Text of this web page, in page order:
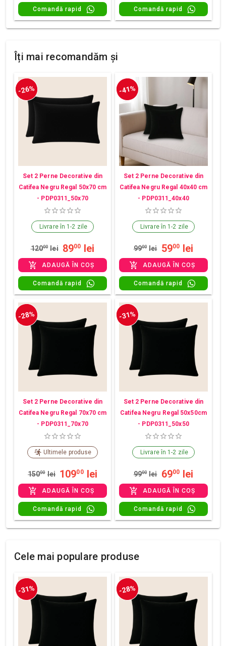
Comandă rapid Comandă rapid
Îți mai recomandăm și
-26%
Set 2 Perne Decorative din
Catifea Negru Regal 50x70 cm
- PDP0311_50x70
Livrare în 1-2 zile
12000 lei 8900 lei
ADAUGĂ ÎN COȘ
Comandă rapid
-41%
Set 2 Perne Decorative din
Catifea Negru Regal 40x40 cm
- PDP0311_40x40
Livrare în 1-2 zile
9900 lei 5900 lei
ADAUGĂ ÎN COȘ
Comandă rapid
-28%
Set 2 Perne Decorative din
Catifea Negru Regal 70x70 cm
- PDP0311_70x70
Ultimele produse
15000 lei 10900 lei
ADAUGĂ ÎN COȘ
Comandă rapid
-31%
Set 2 Perne Decorative din
Catifea Negru Regal 50x50cm
- PDP0311_50x50
Livrare în 1-2 zile
9900 lei 6900 lei
ADAUGĂ ÎN COȘ
Comandă rapid
Cele mai populare produse
-31% -28%